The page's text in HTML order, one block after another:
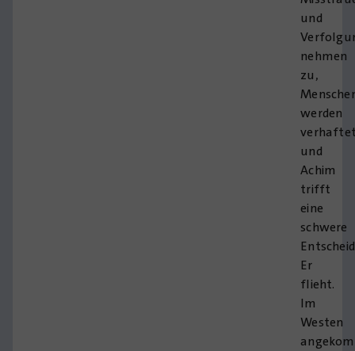
und
nehmen
zu,
werden
und
Achim
trifft
eine
schwere
Er
flieht.
Im
Westen